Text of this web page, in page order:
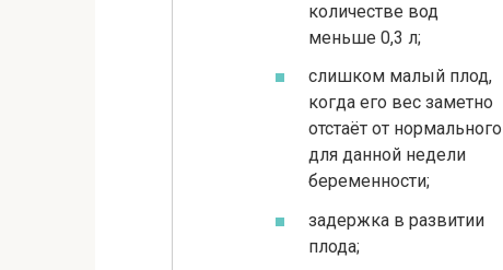
количестве вод
меньше 0,3 л;
слишком малый плод,
когда его вес заметно
отстаёт от нормального
для данной недели
беременности;
задержка в развитии
плода;